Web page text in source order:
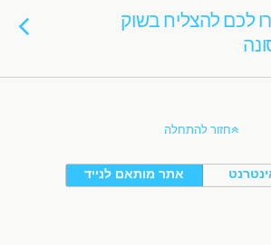
לכם להצליח בשוק
חזור להתחלה
אתר מותאם לנייד